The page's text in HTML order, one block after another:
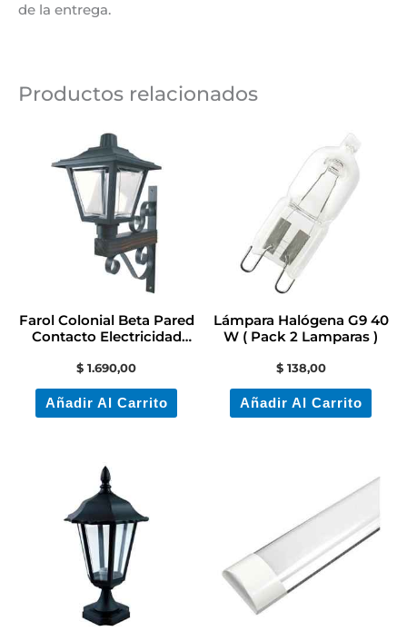
de la entrega.
Productos relacionados
Farol Colonial Beta Pared
Contacto Electricidad
$ 1.690,00
Añadir Al Carrito
Lámpara Halógena G9 40
W ( Pack 2 Lamparas )
$138,00
Añadir Al Carrito